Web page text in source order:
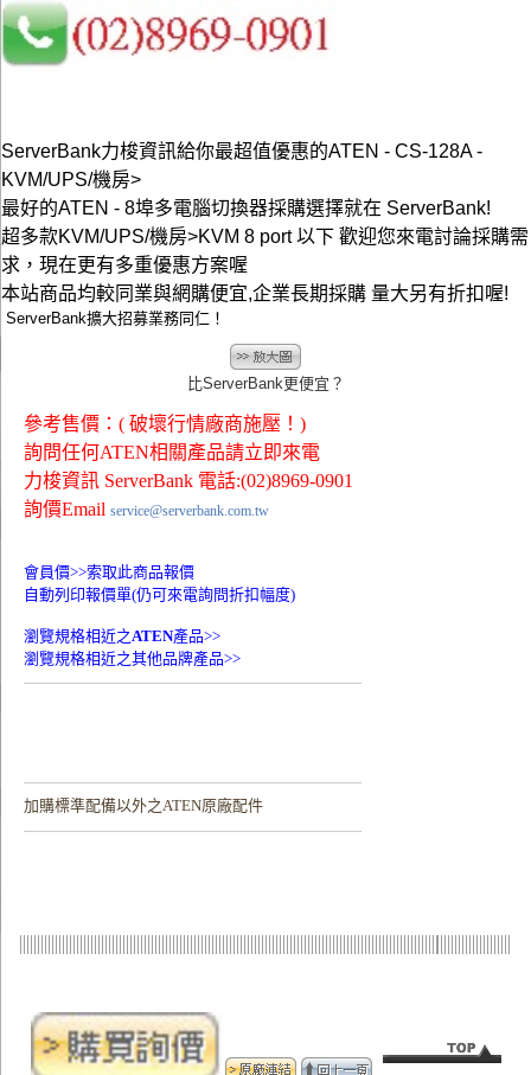
ServerBank力梭資訊給你最超值優惠的ATEN - CS-128A -
KVM/UPS/機房>
最好的ATEN - 8埠多電腦切換器採購選擇就在 ServerBank!
超多款KVM/UPS/機房>KVM 8 port 以下 歡迎您來電討論採購需
求，現在更有多重優惠方案喔
本站商品均較同業與網購便宜,企業長期採購 量大另有折扣喔!
ServerBank擴大招募業務同仁！
比ServerBank更便宜？
參考售價：( 破壞行情廠商施壓！)
詢問任何ATEN相關產品請立即來電
力梭資訊 ServerBank 電話:(02)8969-0901
詢價Email service@serverbank.com.tw
會員價>>索取此商品報價
自動列印報價單(仍可來電詢問折扣幅度)
瀏覽規格相近之ATEN產品>>
瀏覽規格相近之其他品牌產品>>
加購標準配備以外之ATEN原廠配件